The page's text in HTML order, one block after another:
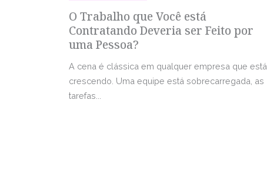
O Trabalho que Você está
Contratando Deveria ser Feito por
uma Pessoa?
A cena é clássica em qualquer empresa que está
crescendo. Uma equipe está sobrecarregada, as
tarefas...